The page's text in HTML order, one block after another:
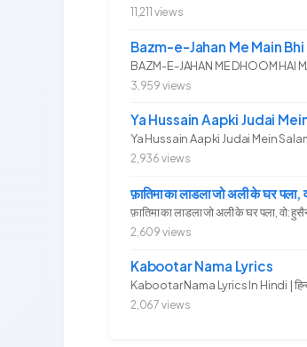
11,211 views
Bazm-e-Jahan Me Main
BAZM-E-JAHAN ME DHOOM HAI
3,959 views
Ya Hussain Aapki Judai
Ya Hussain Aapki Judai Mein Salam
2,936 views
फ़ातिमा का लाडला जो अली के घर
फ़ातिमा का लाडला जो अली के घर पला, वो:
2,609 views
Kabootar Nama Lyrics
Kabootar Nama Lyrics In Hindi |
2,067 views